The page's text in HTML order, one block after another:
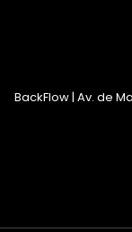
BackFlow | Av. de